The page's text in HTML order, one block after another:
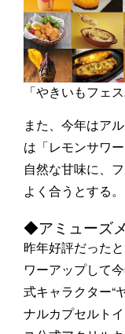
「やきいもフェ
また、今年はア
は「レモンサワ
自然な甘味に、
よく合うとする。
◆アミューズ
昨年好評だった
ワーアップして
式キャラクター“
ナルカプセルト